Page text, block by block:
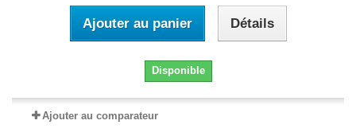
Ajouter au panier Détails
Disponible
Ajouter au comparateur